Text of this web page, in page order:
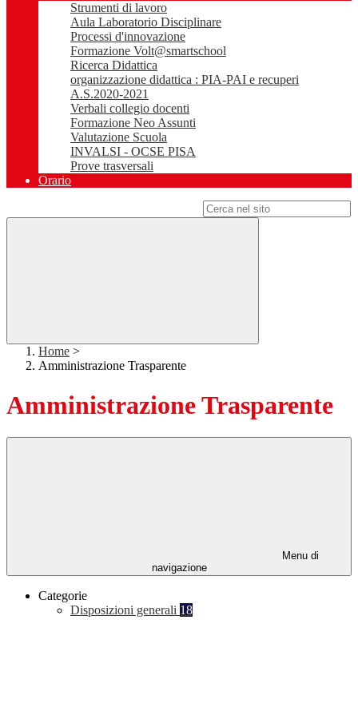
Strumenti di lavoro
Aula Laboratorio Disciplinare
Processi d'innovazione
Formazione Volt@smartschool
Ricerca Didattica
organizzazione didattica : PIA-PAI e recuperi
A.S.2020-2021
Verbali collegio docenti
Formazione Neo Assunti
Valutazione Scuola
INVALSI - OCSE PISA
Prove trasversali
Orario
Home >
Amministrazione Trasparente
Amministrazione Trasparente
Menu di
navigazione
Categorie
Disposizioni generali 18